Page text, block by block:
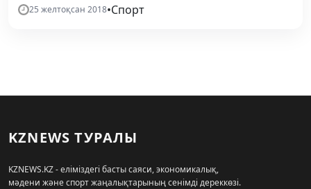
25 желтоқсан 2018•Спорт
KZNEWS ТУРАЛЫ
KZNEWS.KZ - еліміздегі басты саяси, экономикалық,
мәдени және спорт жаңалықтарының сенімді дереккөзі.